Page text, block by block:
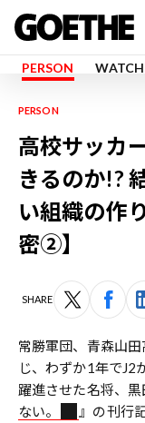
PERSON WATCH
PERSON
高校サッカ
きるのか!?
い組織の作
密②】
SHARE
常勝軍団、青森山
じ、わずか1年でJ2
躍進させた名将、
ない。
』の刊行